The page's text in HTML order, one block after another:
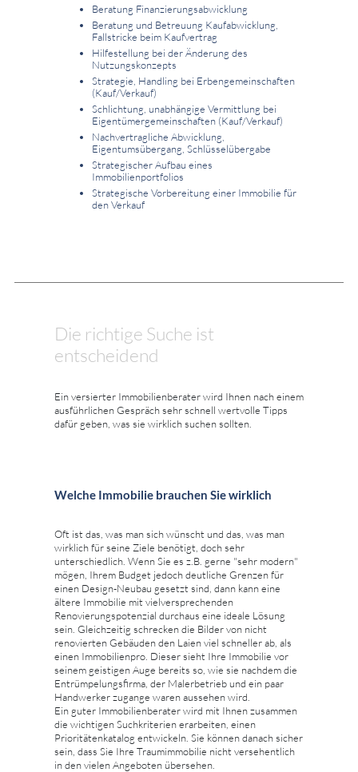
Beratung Finanzierungsabwicklung
Beratung und Betreuung Kaufabwicklung,
Fallstricke beim Kaufvertrag
Hilfestellung bei der Änderung des
Nutzungskonzepts
Strategie, Handling bei Erbengemeinschaften
(Kauf/Verkauf)
Schlichtung, unabhängige Vermittlung bei
Eigentümergemeinschaften (Kauf/Verkauf)
Nachvertragliche Abwicklung,
Eigentumsübergang, Schlüsselübergabe
Strategischer Aufbau eines
Immobilienportfolios
Strategische Vorbereitung einer Immobilie für
den Verkauf
Die richtige Suche ist
entscheidend
Ein versierter Immobilienberater wird Ihnen nach einem
ausführlichen Gespräch sehr schnell wertvolle Tipps
dafür geben, was sie wirklich suchen sollten.
Welche Immobilie brauchen Sie wirklich
Oft ist das, was man sich wünscht und das, was man
wirklich für seine Ziele benötigt, doch sehr
unterschiedlich. Wenn Sie es z.B. gerne "sehr modern"
mögen, Ihrem Budget jedoch deutliche Grenzen für
einen Design-Neubau gesetzt sind, dann kann eine
ältere Immobilie mit vielversprechenden
Renovierungspotenzial durchaus eine ideale Lösung
sein. Gleichzeitig schrecken die Bilder von nicht
renovierten Gebäuden den Laien viel schneller ab, als
einen Immobilienpro. Dieser sieht Ihre Immobilie vor
seinem geistigen Auge bereits so, wie sie nachdem die
Entrümpelungsfirma, der Malerbetrieb und ein paar
Handwerker zugange waren aussehen wird.
Ein guter Immobilienberater wird mit Ihnen zusammen
die wichtigen Suchkriterien erarbeiten, einen
Prioritätenkatalog entwickeln. Sie können danach sicher
sein, dass Sie Ihre Traumimmobilie nicht versehentlich
in den vielen Angeboten übersehen.